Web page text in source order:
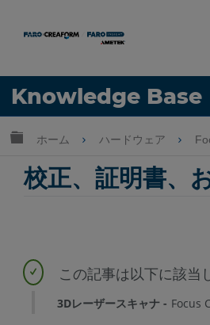
Knowledge Base
言語
グローバル階層を展開/折
ホーム ハードウェア
校正、証明書、
3Dレーザースキャナ Focus